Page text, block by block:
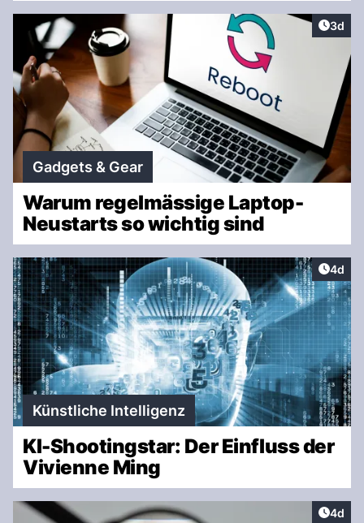
3d
Gadgets & Gear
Warum regelmässige Laptop-
Neustarts so wichtig sind
4d
Künstliche Intelligenz
KI-Shootingstar: Der Einfluss der
Vivienne Ming
4d